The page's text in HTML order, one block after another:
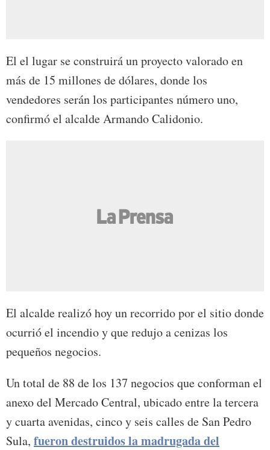
El el lugar se construirá un proyecto valorado en
más de 15 millones de dólares, donde los
vendedores serán los participantes número uno,
confirmó el alcalde Armando Calidonio.
El alcalde realizó hoy un recorrido por el sitio donde
ocurrió el incendio y que redujo a cenizas los
pequeños negocios.
Un total de 88 de los 137 negocios que conforman el
anexo del Mercado Central, ubicado entre la tercera
y cuarta avenidas, cinco y seis calles de San Pedro
Sula, fueron destruidos la madrugada del